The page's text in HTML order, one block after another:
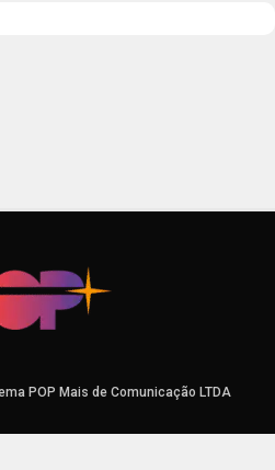
POP Mais de Comunicação LTDA